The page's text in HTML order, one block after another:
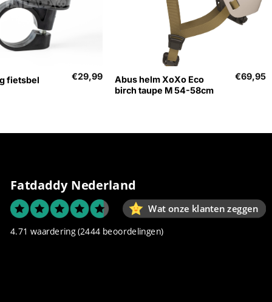
fietsbel €29,99
Abus helm XoXo Eco
birch taupe M 54-58cm
€69,95
Fatdaddy Nederland
Wat onze klanten zeggen
4.71 waardering (2444 beoordelingen)